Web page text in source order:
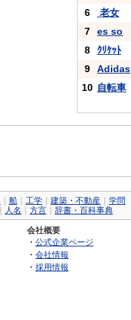
6
老女
7
es so
8
ｸﾘｹｯﾄ
9
Adidas
10 自転車
船 工学 建築・不動産
学問
人名 方言 辞書・百科事典
会社概要
・ 公式企業ページ
・ 会社情報
・ 採用情報